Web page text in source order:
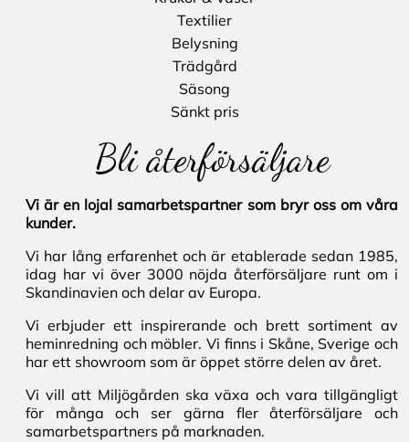
Textilier
Belysning
Trädgård
Säsong
Sänkt pris
Bli återförsäljare
Vi är en lojal samarbetspartner som bryr oss om våra
kunder.
Vi har lång erfarenhet och är etablerade sedan 1985,
idag har vi över 3000 nöjda återförsäljare runt om i
Skandinavien och delar av Europa.
Vi erbjuder ett inspirerande och brett sortiment av
heminredning och möbler. Vi finns i Skåne, Sverige och
har ett showroom som är öppet större delen av året.
Vi vill att Miljögården ska växa och vara tillgängligt
för många och ser gärna fler återförsäljare och
samarbetspartners på marknaden.